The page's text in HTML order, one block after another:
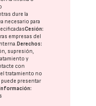
dure la
necesario para
Cesión:
empresas del
Derechos:
supresión,
y
con
tratamiento no
puede presentar